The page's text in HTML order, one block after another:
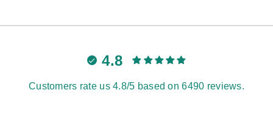
4.8
Customers rate us 4.8/5 based on 6490 reviews.